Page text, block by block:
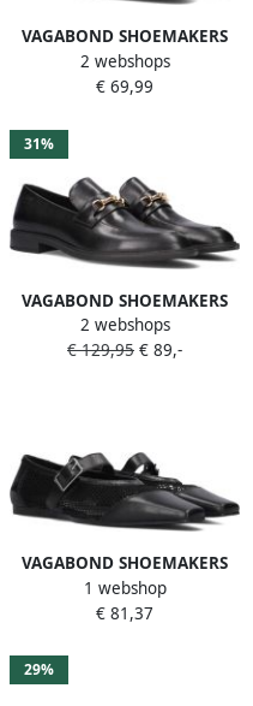
VAGABOND SHOEMAKERS
Delia 5307-460 Ballerina's
Dames Zwart
2 webshops
€ 69,99
31%
VAGABOND SHOEMAKERS
Loafers Dames Frances 2.0
Maat: 39 Materiaal: Leer
2 webshops
€ 129,95 € 89,-
VAGABOND SHOEMAKERS
Ballerina Dames Wioletta
5701 Maat: 40 Materiaal:
1 webshop
€ 81,37
29%